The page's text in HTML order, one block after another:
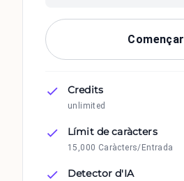
Començar
Credits
unlimited
Límit de caràcters
15,000 Caràcters/Entrada
Detector d'IA